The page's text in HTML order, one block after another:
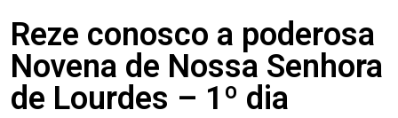
Reze conosco a poderosa
Novena de Nossa Senhora
de Lourdes – 1º dia